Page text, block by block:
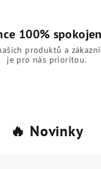
100%
produktů a
je pro nás prioritou.
🔥 Novinky